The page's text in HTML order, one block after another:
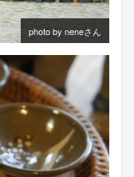
photo by neneさん